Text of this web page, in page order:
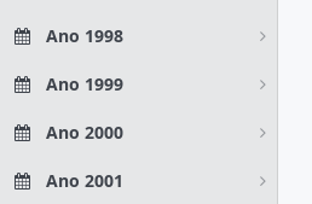
Ano 1998
Ano 1999
Ano 2000
Ano 2001